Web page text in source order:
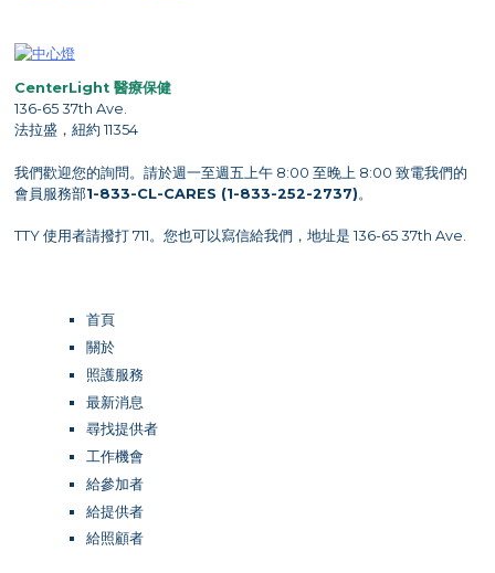
CenterLight 醫療保健
136-65 37th Ave.
法拉盛，紐約 11354
我們歡迎您的詢問。請於週一至週五上午 8:00 至晚上 8:00 致電我們的
會員服務部1-833-CL-CARES (1-833-252-2737) 。
TTY 使用者請撥打 711。您也可以寫信給我們，地址是 136-65 37th Ave.
首頁
關於
照護服務
最新消息
尋找提供者
工作機會
給參加者
給提供者
給照顧者